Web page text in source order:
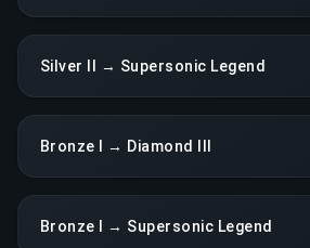
Silver II → Supersonic Legend
Bronze I → Diamond III
Bronze I → Supersonic Legend